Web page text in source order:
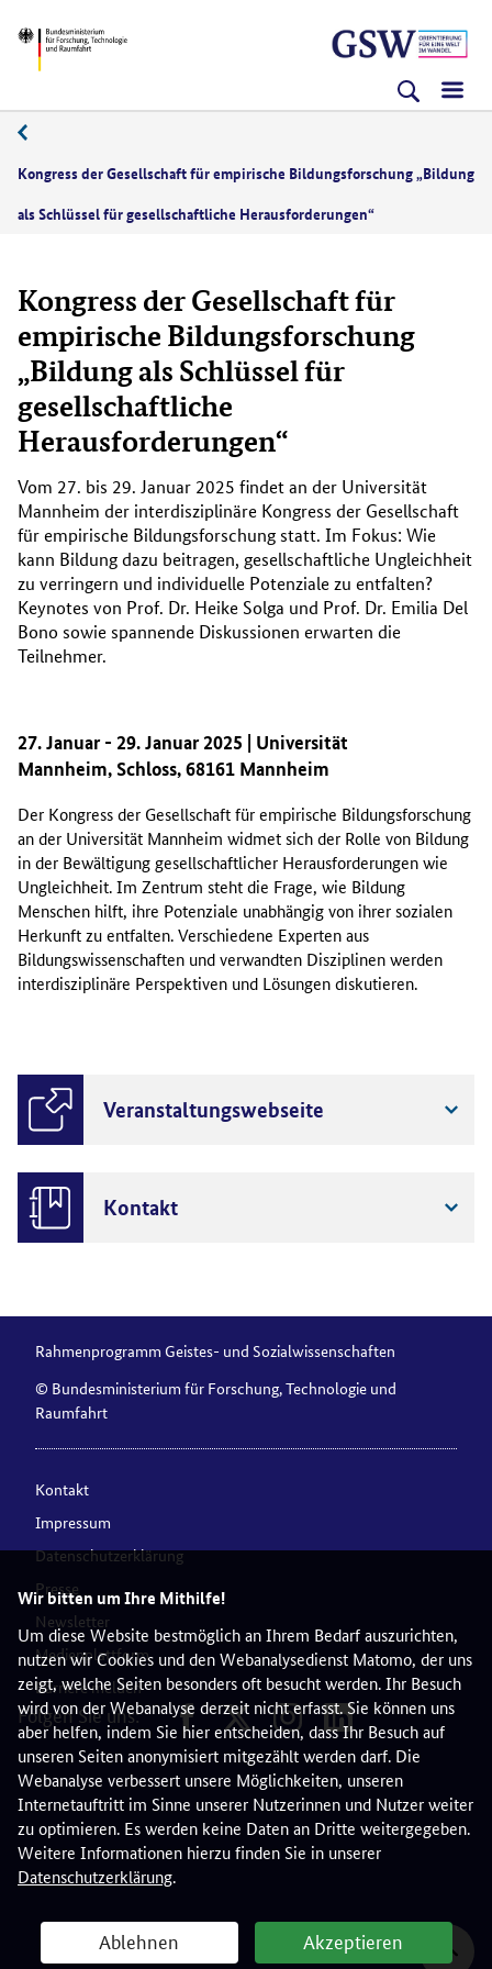
Wir bitten um Ihre Mithilfe!
Um diese Website bestmöglich an Ihrem Bedarf auszurichten,
nutzen wir Cookies und den Webanalysedienst Matomo, der uns
zeigt, welche Seiten besonders oft besucht werden. Ihr Besuch
wird von der Webanalyse derzeit nicht erfasst. Sie können uns
aber helfen, indem Sie hier entscheiden, dass Ihr Besuch auf
unseren Seiten anonymisiert mitgezählt werden darf. Die
Webanalyse verbessert unsere Möglichkeiten, unseren
Internetauftritt im Sinne unserer Nutzerinnen und Nutzer weiter
zu optimieren. Es werden keine Daten an Dritte weitergegeben.
Weitere Informationen hierzu finden Sie in unserer
Datenschutzerklärung.
Ablehnen Akzeptieren
zum
(Eingabetaste)
zum
(Eingabetaste)
zur
(Eingabetaste)
BMFTR
Kongress der Gesellschaft für empirische Bildungsforschung „Bildung
als Schlüssel für gesellschaftliche Herausforderungen“
Kongress der Gesellschaft für
empirische Bildungsforschung
„Bildung als Schlüssel für
gesellschaftliche
Herausforderungen“
Vom 27. bis 29. Januar 2025 findet an der Universität
Mannheim der interdisziplinäre Kongress der Gesellschaft
für empirische Bildungsforschung statt. Im Fokus: Wie
kann Bildung dazu beitragen, gesellschaftliche Ungleichheit
zu verringern und individuelle Potenziale zu entfalten?
Keynotes von Prof. Dr. Heike Solga und Prof. Dr. Emilia Del
Bono sowie spannende Diskussionen erwarten die
Teilnehmer.
27. Januar - 29. Januar 2025 | Universität
Mannheim, Schloss, 68161 Mannheim
Der Kongress der Gesellschaft für empirische Bildungsforschung
an der Universität Mannheim widmet sich der Rolle von Bildung
in der Bewältigung gesellschaftlicher Herausforderungen wie
Ungleichheit. Im Zentrum steht die Frage, wie Bildung
Menschen hilft, ihre Potenziale unabhängig von ihrer sozialen
Herkunft zu entfalten. Verschiedene Experten aus
Bildungswissenschaften und verwandten Disziplinen werden
interdisziplinäre Perspektiven und Lösungen diskutieren.
Veranstaltungswebseite
Kontakt
Rahmenprogramm Geistes- und Sozialwissenschaften
© Bundesministerium für Forschung, Technologie und
Raumfahrt
Kontakt
Impressum
Datenschutzerklärung
Presse
Newsletter
Medienplattform
Barriere melden
Folgen Sie uns: